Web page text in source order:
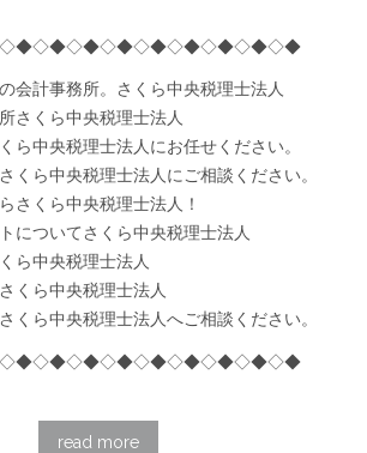
会計事務所。さくら中央税理士法人
さくら中央税理士法人
ら中央税理士法人にお任せください。
くら中央税理士法人にご相談ください。
さくら中央税理士法人！
についてさくら中央税理士法人
中央税理士法人
くら中央税理士法人
くら中央税理士法人へご相談ください。
read more